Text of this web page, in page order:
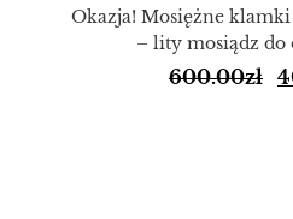
Okazja! Mosiężne
– lity mosiądz do
600.00zł